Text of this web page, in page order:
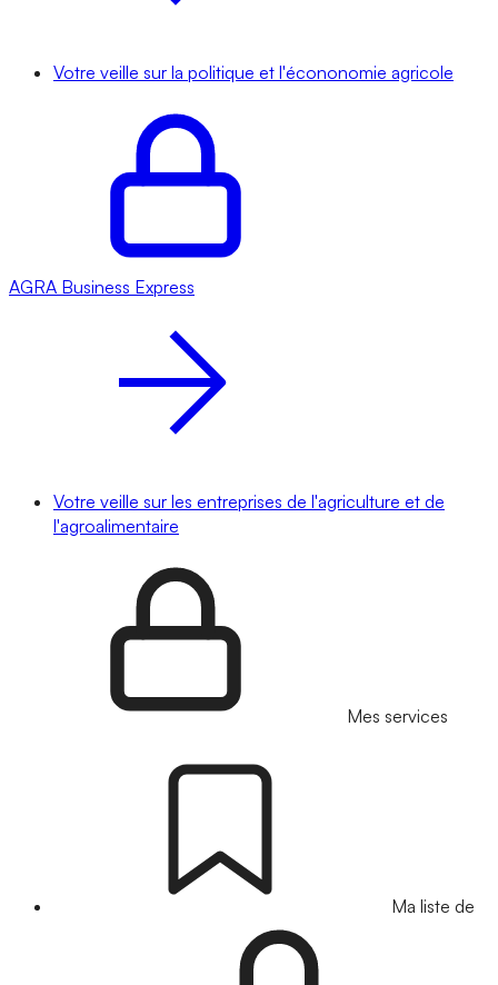
Votre veille sur la politique et l'écononomie agricole
AGRA Business Express
Votre veille sur les entreprises de l'agriculture et de
l'agroalimentaire
Mes services
Ma liste de